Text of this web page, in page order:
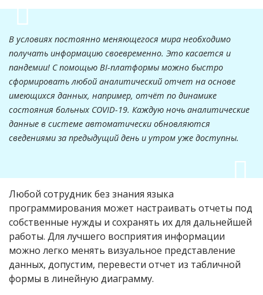
В условиях постоянно меняющегося мира необходимо
получать информацию своевременно. Это касается и
пандемии! С помощью BI-платформы можно быстро
сформировать любой аналитический отчет на основе
имеющихся данных, например, отчёт по динамике
состояния больных COVID-19. Каждую ночь аналитические
данные в системе автоматически обновляются
сведениями за предыдущий день и утром уже доступны.
Любой сотрудник без знания языка
программирования может настраивать отчеты под
собственные нужды и сохранять их для дальнейшей
работы. Для лучшего восприятия информации
можно легко менять визуальное представление
данных, допустим, перевести отчет из табличной
формы в линейную диаграмму.